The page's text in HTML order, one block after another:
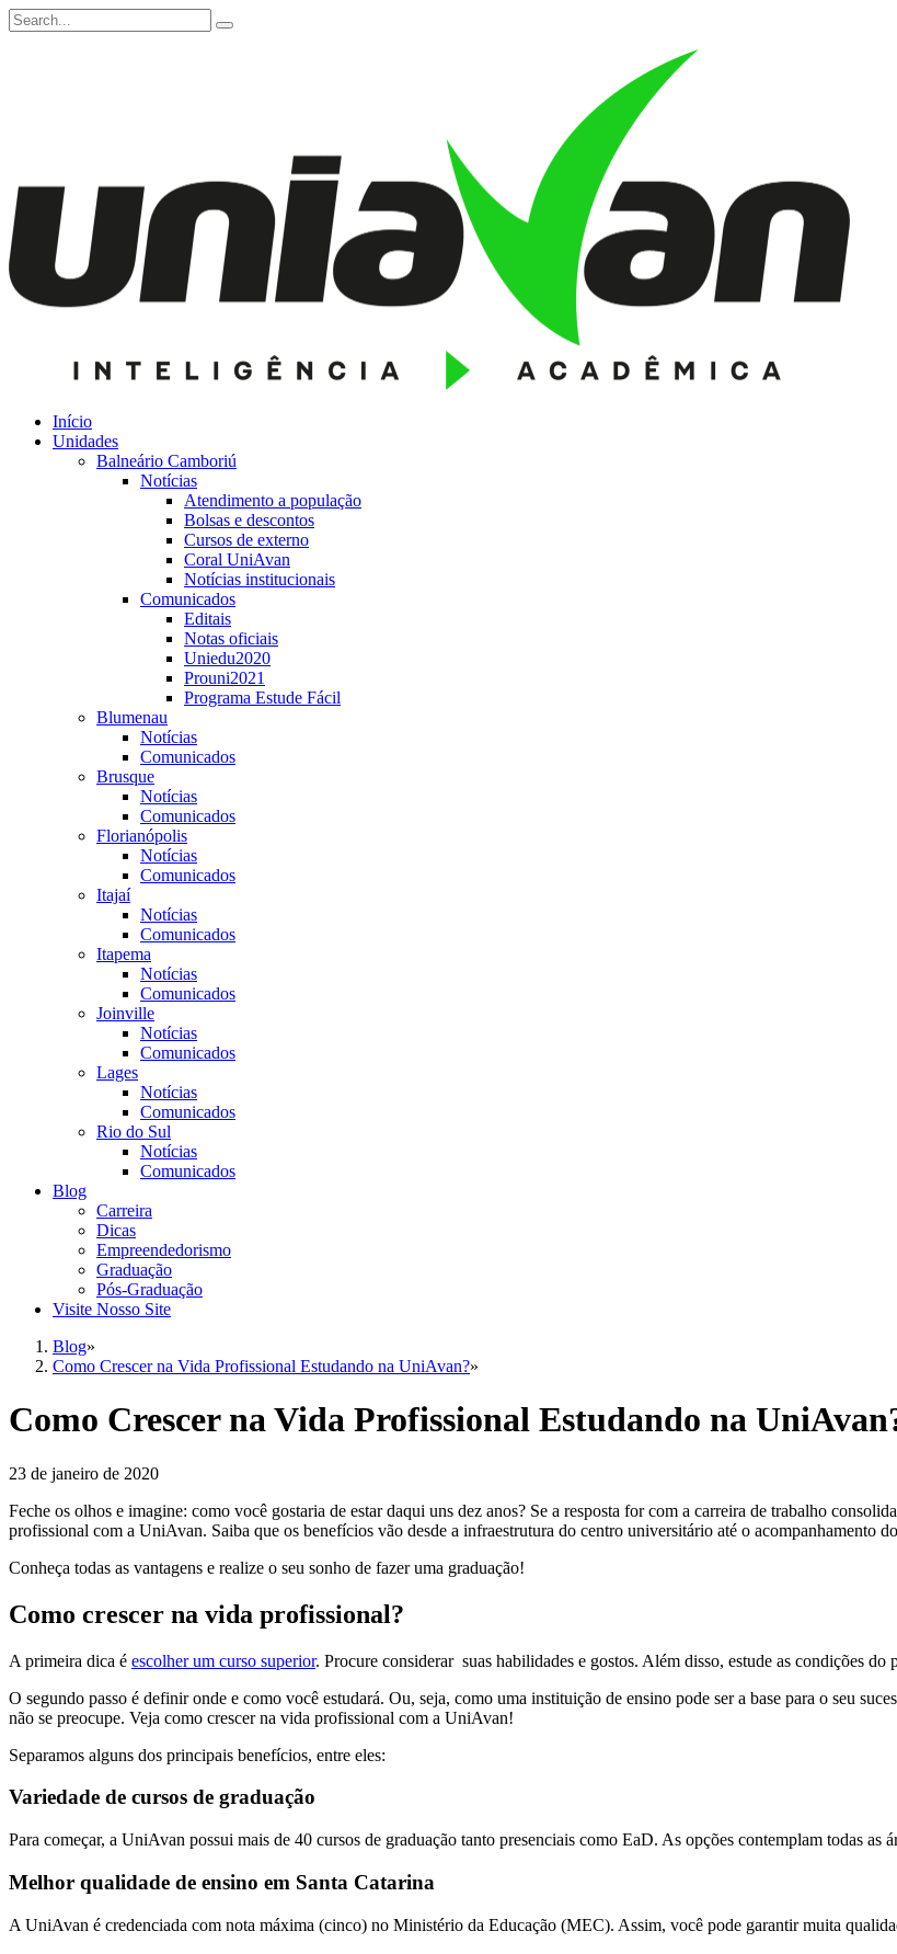
Início
Unidades
Balneário Camboriú
Notícias
Atendimento a população
Bolsas e descontos
Cursos de externo
Coral UniAvan
Notícias institucionais
Comunicados
Editais
Notas oficiais
Uniedu2020
Prouni2021
Programa Estude Fácil
Blumenau
Notícias
Comunicados
Brusque
Notícias
Comunicados
Florianópolis
Notícias
Comunicados
Itajaí
Notícias
Comunicados
Itapema
Notícias
Comunicados
Joinville
Notícias
Comunicados
Lages
Notícias
Comunicados
Rio do Sul
Notícias
Comunicados
Blog
Carreira
Dicas
Empreendedorismo
Graduação
Pós-Graduação
Visite Nosso Site
Blog»
Como Crescer na Vida Profissional Estudando na UniAvan?»
Como Crescer na Vida Profissional Estudando na
23 de janeiro de 2020
Feche os olhos e imagine: como você gostaria de estar daqui uns dez anos? Se a resposta for com a carreira de trabalho
profissional com a UniAvan. Saiba que os benefícios vão desde a infraestrutura do centro universitário até o acompanhamento
Conheça todas as vantagens e realize o seu sonho de fazer uma graduação!
Como crescer na vida profissional?
A primeira dica é escolher um curso superior. Procure considerar suas habilidades e gostos. Além disso, estude as condições do
O segundo passo é definir onde e como você estudará. Ou, seja, como uma instituição de ensino pode ser a base para o seu
não se preocupe. Veja como crescer na vida profissional com a UniAvan!
Separamos alguns dos principais benefícios, entre eles:
Variedade de cursos de graduação
Para começar, a UniAvan possui mais de 40 cursos de graduação tanto presenciais como EaD. As opções contemplam todas as
Melhor qualidade de ensino em Santa Catarina
A UniAvan é credenciada com nota máxima (cinco) no Ministério da Educação (MEC). Assim, você pode garantir muita